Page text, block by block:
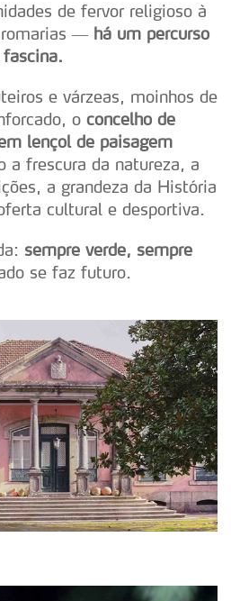
de fervor religioso à
— há um percurso
e várzeas, moinhos de
o concelho de
lençol de paisagem
a frescura da natureza, a
a grandeza da História
cultural e desportiva.
sempre verde, sempre
se faz futuro.